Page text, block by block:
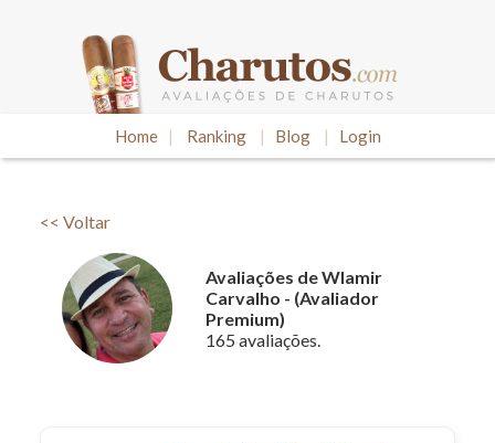
Home | Ranking | Blog | Login
<< Voltar
Avaliações de Wlamir
Carvalho - (Avaliador
Premium)
165 avaliações.